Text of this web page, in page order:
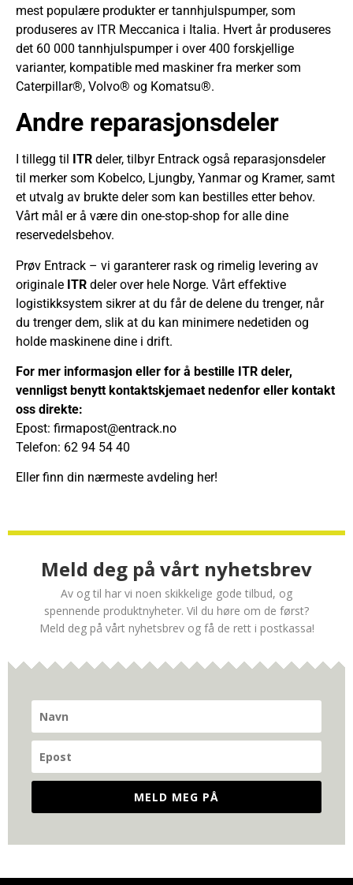
mest populære produkter er tannhjulspumper, som
produseres av ITR Meccanica i Italia. Hvert år produseres
det 60 000 tannhjulspumper i over 400 forskjellige
varianter, kompatible med maskiner fra merker som
Caterpillar®, Volvo® og Komatsu®.
Andre reparasjonsdeler
I tillegg til ITR deler, tilbyr Entrack også reparasjonsdeler
til merker som Kobelco, Ljungby, Yanmar og Kramer, samt
et utvalg av brukte deler som kan bestilles etter behov.
Vårt mål er å være din one-stop-shop for alle dine
reservedelsbehov.
Prøv Entrack – vi garanterer rask og rimelig levering av
originale ITR deler over hele Norge. Vårt effektive
logistikksystem sikrer at du får de delene du trenger, når
du trenger dem, slik at du kan minimere nedetiden og
holde maskinene dine i drift.
For mer informasjon eller for å bestille ITR deler,
vennligst benytt kontaktskjemaet nedenfor eller kontakt
oss direkte:
Epost: firmapost@entrack.no
Telefon: 62 94 54 40
Eller finn din nærmeste avdeling her!
Meld deg på vårt nyhetsbrev
Av og til har vi noen skikkelige gode tilbud, og
spennende produktnyheter. Vil du høre om de først?
Meld deg på vårt nyhetsbrev og få de rett i postkassa!
MELD MEG PÅ